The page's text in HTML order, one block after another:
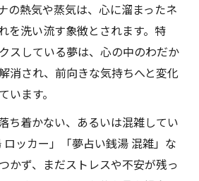
の熱気や蒸気は、心に溜まったネ
を洗い流す象徴とされます。特
スしている夢は、心の中のわだか
消され、前向きな気持ちへと変化
います。
ち着かない、あるいは混雑してい
ッカー」「夢占い銭湯 混雑」な
かず、まだストレスや不安が残っ